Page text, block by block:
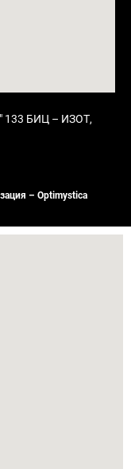
133 БИЦ – ИЗОТ,
– Optimystica